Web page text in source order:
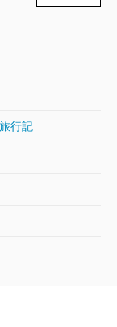
だった江田
石島泰氏。
とばかり策
ならば舞台
その象徴だ
の物語』だ
ってたんじ
行記